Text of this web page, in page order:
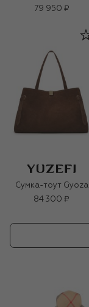
79 950 ₽
Сумка-тоут Gyoza
84 300 ₽